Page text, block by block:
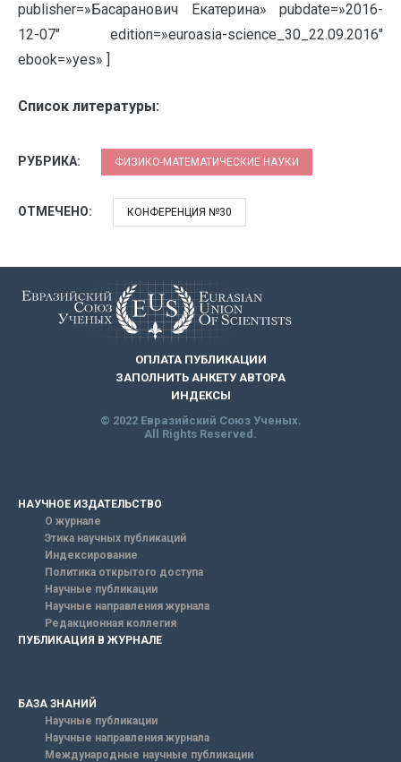
publisher=»Басаранович Екатерина» pubdate=»2016-
12-07″ edition=»euroasia-science_30_22.09.2016″
ebook=»yes» ]
Список литературы:
РУБРИКА: ФИЗИКО-МАТЕМАТИЧЕСКИЕ НАУКИ
ОТМЕЧЕНО: КОНФЕРЕНЦИЯ №30
ОПЛАТА ПУБЛИКАЦИИ
ЗАПОЛНИТЬ АНКЕТУ АВТОРА
ИНДЕКСЫ
© 2022 Евразийский Союз Ученых.
All Rights Reserved.
НАУЧНОЕ ИЗДАТЕЛЬСТВО
О журнале
Этика научных публикаций
Индексирование
Политика открытого доступа
Научные публикации
Научные направления журнала
Редакционная коллегия
ПУБЛИКАЦИЯ В ЖУРНАЛЕ
БАЗА ЗНАНИЙ
Научные публикации
Научные направления журнала
Международные научные публикации